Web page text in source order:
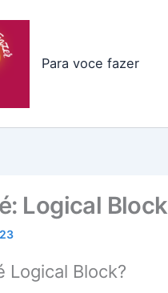
Para voce fazer
Logical Block
Logical Block?